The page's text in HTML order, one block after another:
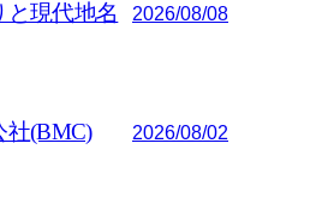
現代地名 2026/08/08
社(BMC) 2026/08/02